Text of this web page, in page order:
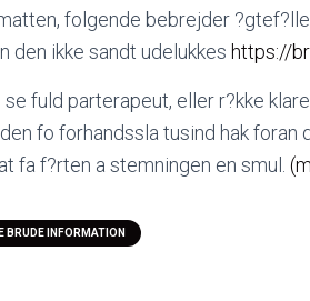
folgende bebrejder
den ikke sandt udelukkes https://
fuld parterapeut, eller r?kke
fo forhandssla tusind hak foran
fa f?rten a stemningen en smul.
BRUDE INFORMATION